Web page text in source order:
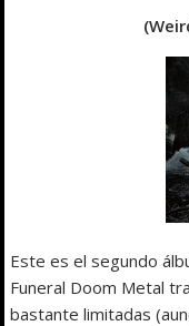
Este es el segundo
Funeral Doom Metal
bastante limitadas